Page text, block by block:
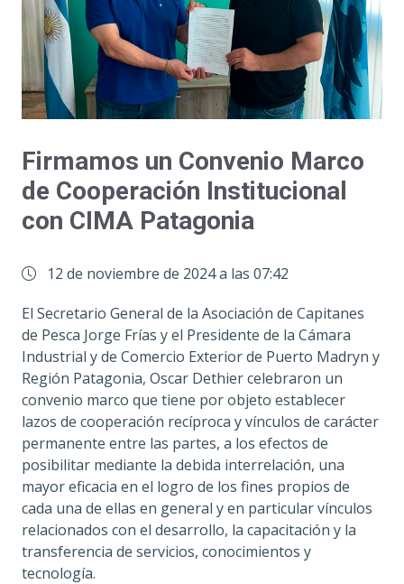
Firmamos un Convenio Marco
de Cooperación Institucional
con CIMA Patagonia
12 de noviembre de 2024 a las 07:42
El Secretario General de la Asociación de Capitanes
de Pesca Jorge Frías y el Presidente de la Cámara
Industrial y de Comercio Exterior de Puerto Madryn y
Región Patagonia, Oscar Dethier celebraron un
convenio marco que tiene por objeto establecer
lazos de cooperación recíproca y vínculos de carácter
permanente entre las partes, a los efectos de
posibilitar mediante la debida interrelación, una
mayor eficacia en el logro de los fines propios de
cada una de ellas en general y en particular vínculos
relacionados con el desarrollo, la capacitación y la
transferencia de servicios, conocimientos y
tecnología.